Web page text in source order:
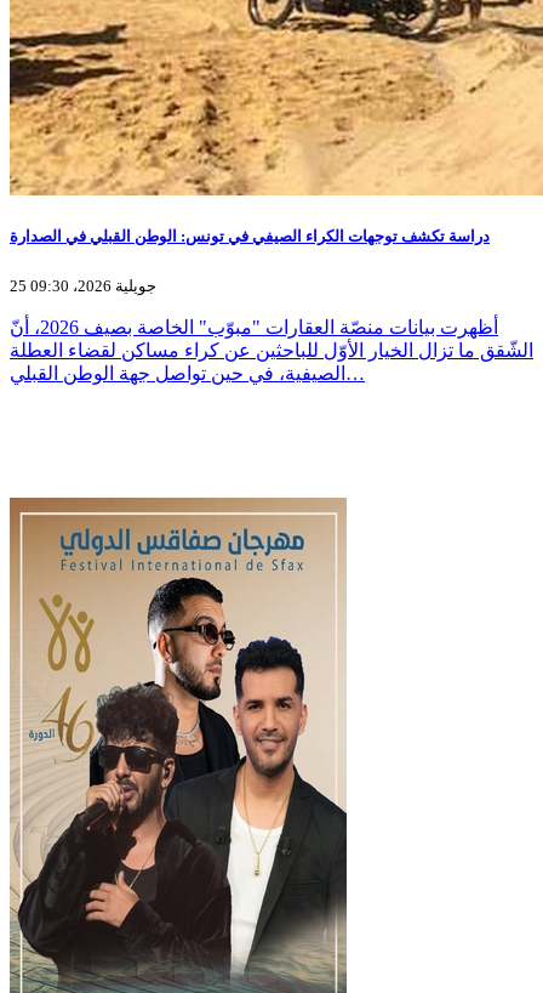
دراسة تكشف توجهات الكراء الصيفي في تونس: الوطن القبلي في الصدارة
25 جويلية 2026، 09:30
أظهرت بيانات منصّة العقارات "مبوّب" الخاصة بصيف 2026، أنّ
الشّقق ما تزال الخيار الأوّل للباحثين عن كراء مساكن لقضاء العطلة
الصيفية، في حين تواصل جهة الوطن القبلي…